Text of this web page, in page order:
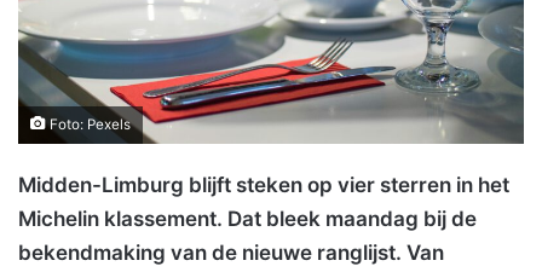
Foto: Pexels
Midden-Limburg blijft steken op vier sterren in het
Michelin klassement. Dat bleek maandag bij de
bekendmaking van de nieuwe ranglijst. Van